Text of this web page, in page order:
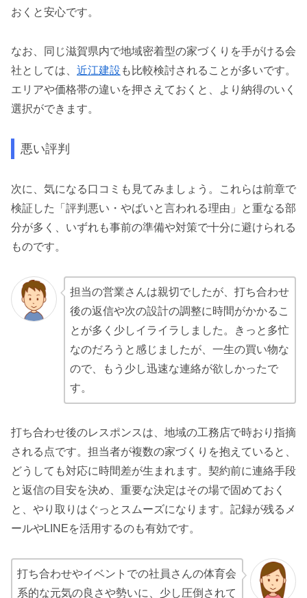
おくと安心です。
なお、同じ滋賀県内で地域密着型の家づくりを手がける会
社としては、 近江建設 も比較検討されることが多いです。
エリアや価格帯の違いを押さえておくと、より納得のいく
選択ができます。
悪い評判
次に、気になる口コミも見てみましょう。これらは前章で
検証した「評判悪い・やばいと言われる理由」と重なる部
分が多く、いずれも事前の準備や対策で十分に避けられる
ものです。
担当の営業さんは親切でしたが、打ち合わせ
後の返信や次の設計の調整に時間がかかるこ
とが多く少しイライラしました。きっと多忙
なのだろうと感じましたが、一生の買い物な
ので、もう少し迅速な連絡が欲しかったで
す。
打ち合わせ後のレスポンスは、地域の工務店で時おり指摘
される点です。担当者が複数の家づくりを抱えていると、
どうしても対応に時間差が生まれます。契約前に連絡手段
と返信の目安を決め、重要な決定はその場で固めておく
と、やり取りはぐっとスムーズになります。記録が残るメ
ールやLINEを活用するのも有効です。
打ち合わせやイベントでの社員さんの体育会
系的な元気の良さや勢いに、少し圧倒されて